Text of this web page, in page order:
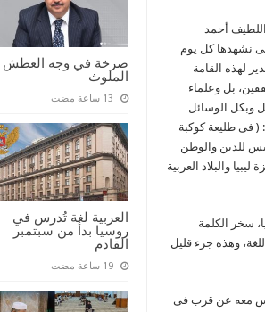
صرخة في وجه العطش
الملوث
العربية لغة تُدرس في
روسيا بدأ من سبتمبر
القادم
اللطيف أحمد
نشهدها كل يوم
لهذه القامة
بل وعلماء
وبكل الوسائل
( فى طليعة كوكبة
للدين والوطن
والبلاد العربية
سخر الكلمة
وهذه جزء قليل
معه عن قرب فى